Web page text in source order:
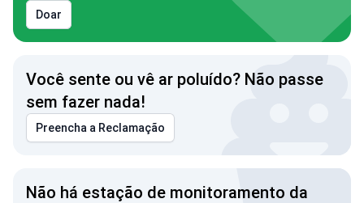
Doar
Você sente ou vê ar poluído? Não passe
sem fazer nada!
Preencha a Reclamação
Não há estação de monitoramento da